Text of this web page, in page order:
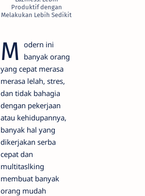
Produktif dengan
Melakukan Lebih Sedikit
M odern ini
banyak orang
yang cepat merasa
merasa lelah, stres,
dan tidak bahagia
dengan pekerjaan
atau kehidupannya,
banyak hal yang
dikerjakan serba
cepat dan
multitaslking
membuat banyak
orang mudah